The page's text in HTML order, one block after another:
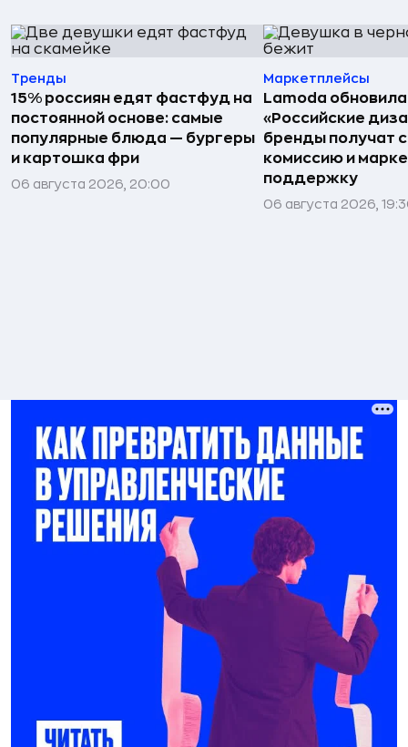
Тренды
15% россиян едят фастфуд на
постоянной основе: самые
популярные блюда — бургеры
и картошка фри
06 августа 2026, 20:00
Маркетплейсы
Lamoda
«Российские
бренды получат
комиссию и
поддержку
06 августа 2026,